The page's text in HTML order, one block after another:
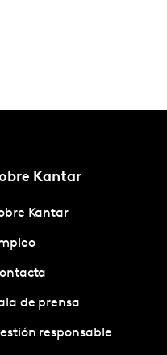
Kantar
Kantar
de prensa
responsable